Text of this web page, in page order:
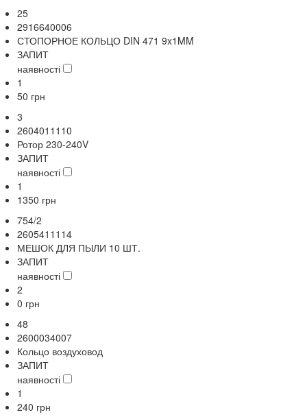
25
2916640006
СТОПОРНОЕ КОЛЬЦО DIN 471 9x1MM
ЗАПИТ
наявності
1
50 грн
3
2604011110
Ротор 230-240V
ЗАПИТ
наявності
1
1350 грн
754/2
2605411114
МЕШОК ДЛЯ ПЫЛИ 10 ШТ.
ЗАПИТ
наявності
2
0 грн
48
2600034007
Кольцо воздуховод
ЗАПИТ
наявності
1
240 грн